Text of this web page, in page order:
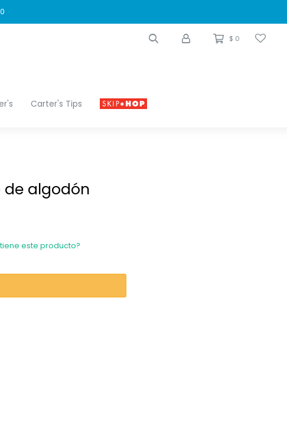
Carter's Tips
$ 0
algodón
este producto?